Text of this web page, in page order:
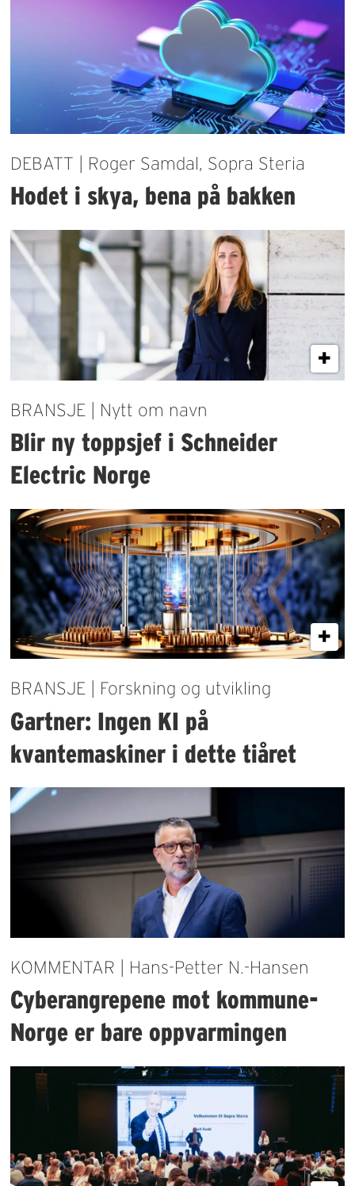
DEBATT | Roger Samdal, Sopra Steria
Hodet i skya, bena på bakken
BRANSJE | Nytt om navn
Blir ny toppsjef i Schneider
Electric Norge
BRANSJE | Forskning og utvikling
Gartner: Ingen KI på
kvantemaskiner i dette tiåret
KOMMENTAR | Hans-Petter N.-Hansen
Cyberangrepene mot kommune-
Norge er bare oppvarmingen